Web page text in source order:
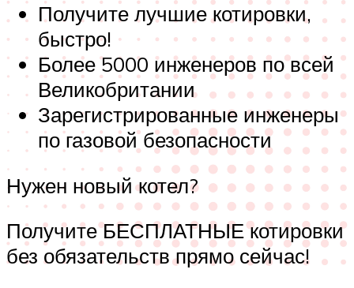
Получите лучшие котировки,
быстро!
Более 5000 инженеров по всей
Великобритании
Зарегистрированные инженеры
по газовой безопасности
Нужен новый котел?
Получите БЕСПЛАТНЫЕ котировки
без обязательств прямо сейчас!